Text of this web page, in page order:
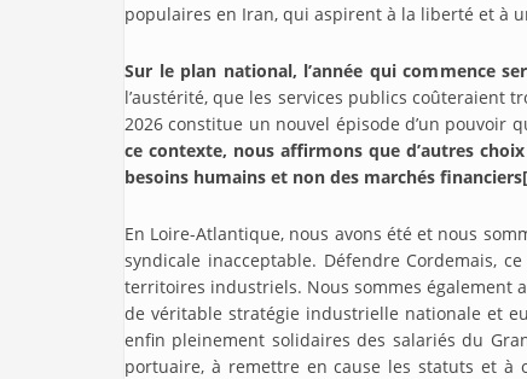
populaires en Iran, qui aspirent à la liberté et à
Sur le plan national, l’année qui commence
l’austérité, que les services publics coûteraient
2026 constitue un nouvel épisode d’un
ce contexte, nous affirmons que d’autres
besoins humains et non des marchés
En Loire-Atlantique, nous avons été et nous
syndicale inacceptable. Défendre Cordemais,
territoires industriels. Nous sommes également
de véritable stratégie industrielle nationale et
enfin pleinement solidaires des salariés du
portuaire, à remettre en cause les statuts et à